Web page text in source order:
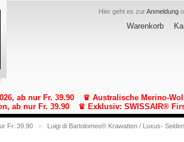
Hier geht es zurAnmeldung
Warenkorb
ab nur Fr. 39.90
♛ Australische Merino-
ab nur Fr. 39.90
♛ Exklusiv: SWISSAIR®
Fr. 39.90 » Luigi di Bartolomeo® Krawatten / Luxus-